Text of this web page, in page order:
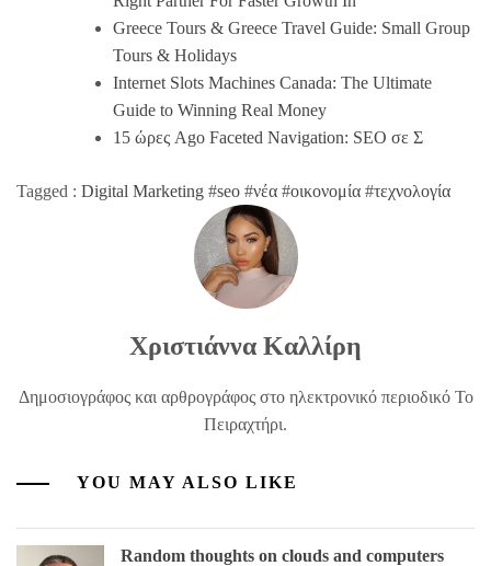
Greece Tours & Greece Travel Guide: Small Group
Tours & Holidays
Internet Slots Machines Canada: The Ultimate
Guide to Winning Real Money
15 ώρες Ago Faceted Navigation: SEO σε Σ
Tagged : Digital Marketing #seo #νέα #οικονομία #τεχνολογία
Χριστιάννα Καλλίρη
Δημοσιογράφος και αρθρογράφος στο ηλεκτρονικό περιοδικό Το
Πειραχτήρι.
YOU MAY ALSO LIKE
Random thoughts on clouds and computers